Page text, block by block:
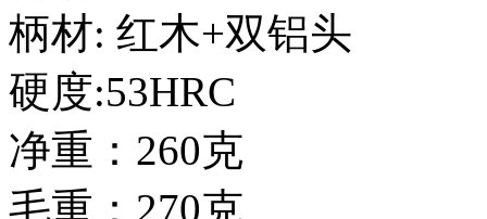
柄材: 红木+双铝头
硬度:53HRC
净重：260克
毛重：270克